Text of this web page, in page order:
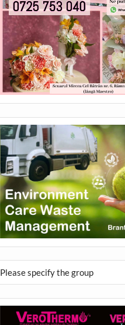
Please specify the group